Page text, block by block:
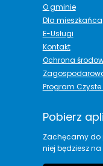
O gminie
Dla mieszkańca
E-Usługi
Kontakt
Ochrona
Program Czyste
Pobierz
Zachęcamy do
niej będziesz